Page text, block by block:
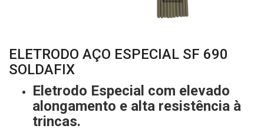
ELETRODO AÇO ESPECIAL SF 690
SOLDAFIX
Eletrodo Especial com elevado
alongamento e alta resistência à
trincas.